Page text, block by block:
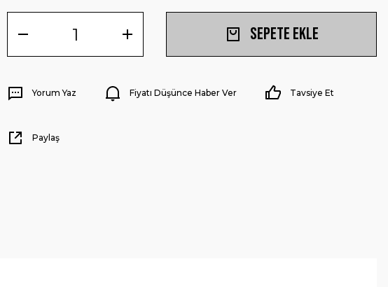
Sepete Ekle
Yorum Yaz Fiyatı Düşünce Haber Ver Tavsiye Et
Paylaş